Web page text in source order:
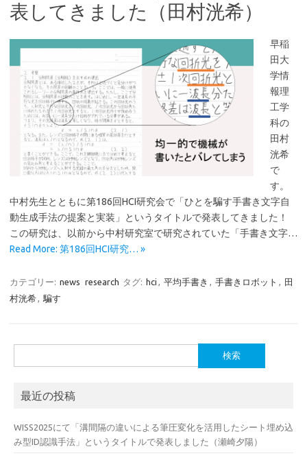
表してきました（田村洸希）
早稲
田大
学情
報理
工学
科の
田村
洸希
で
す。
中村先生とともに第186回HCI研究会で「ひとを騙す手書き文字自
動生成手法の提案と実装」というタイトルで発表してきました！
この研究は、以前から中村研究室で研究されていた「手書き文字…
Read More: 第186回HCI研究… »
カテゴリー: news research タグ: hci , 平均手書き , 手書きロボット , 田
村洸希, 騙す
索:
最近の投稿
WISS2025にて「溝間隔の違いによる筆圧変化を活用したシート埋め込
み型ID認識手法」というタイトルで発表しました（瀬崎夕陽）